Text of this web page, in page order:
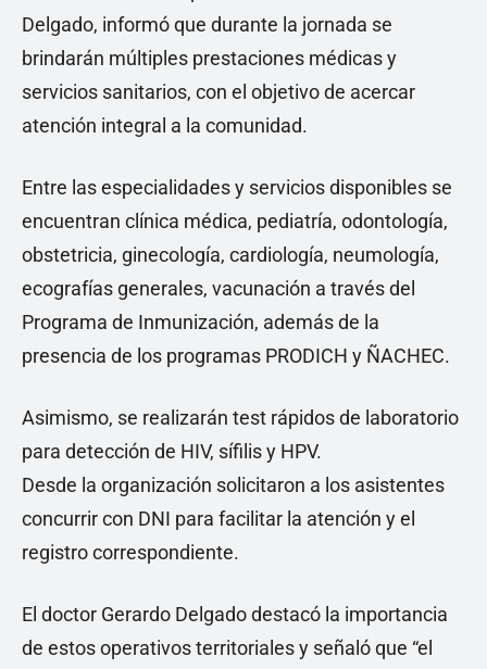
Delgado, informó que durante la jornada se
brindarán múltiples prestaciones médicas y
servicios sanitarios, con el objetivo de acercar
atención integral a la comunidad.
Entre las especialidades y servicios disponibles se
encuentran clínica médica, pediatría, odontología,
obstetricia, ginecología, cardiología, neumología,
ecografías generales, vacunación a través del
Programa de Inmunización, además de la
presencia de los programas PRODICH y ÑACHEC.
Asimismo, se realizarán test rápidos de laboratorio
para detección de HIV, sífilis y HPV.
Desde la organización solicitaron a los asistentes
concurrir con DNI para facilitar la atención y el
registro correspondiente.
El doctor Gerardo Delgado destacó la importancia
de estos operativos territoriales y señaló que “el